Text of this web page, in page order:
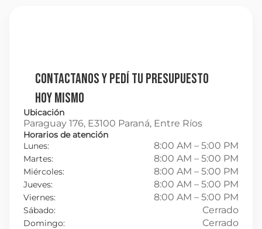
Contactanos y pedí tu presupuesto
hoy mismo
Ubicación
Paraguay 176, E3100 Paraná, Entre Ríos
Horarios de atención
Lunes:
8:00 AM – 5:00 PM
Martes: 8:00 AM – 5:00 PM
Miércoles: 8:00 AM – 5:00 PM
Jueves: 8:00 AM – 5:00 PM
Viernes: 8:00 AM – 5:00 PM
Sábado: Cerrado
Domingo: Cerrado